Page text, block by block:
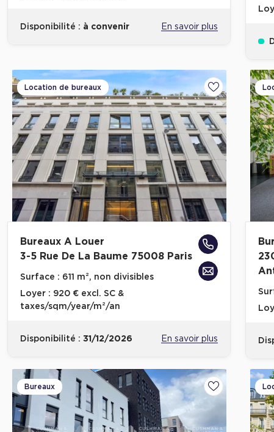
Disponibilité : à convenir En savoir plus
Location de bureaux
Ajouter aux
Bureaux A Louer
3-5 Rue De La Baume 75008 Paris
Surface : 611 m², non divisibles
Loyer : 920 € excl. SC &
taxes/sqm/year/m²/an
Disponibilité : 31/12/2026 En savoir plus
Bureaux
Ajouter aux